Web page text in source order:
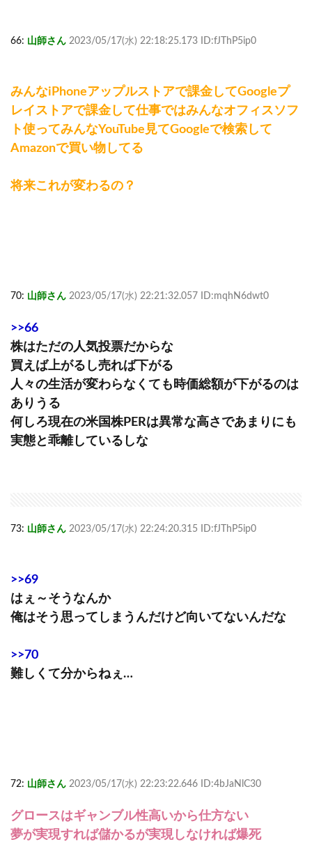
66: 山師さん 2023/05/17(水) 22:18:25.173 ID:fJThP5ip0
みんなiPhoneアップルストアで課金してGoogleプ
レイストアで課金して仕事ではみんなオフィスソフ
ト使ってみんなYouTube見てGoogleで検索して
Amazonで買い物してる
将来これが変わるの？
70: 山師さん 2023/05/17(水) 22:21:32.057 ID:mqhN6dwt0
>>66
株はただの人気投票だからな
買えば上がるし売れば下がる
人々の生活が変わらなくても時価総額が下がるのは
ありうる
何しろ現在の米国株PERは異常な高さであまりにも
実態と乖離しているしな
73: 山師さん 2023/05/17(水) 22:24:20.315 ID:fJThP5ip0
>>69
はぇ～そうなんか
俺はそう思ってしまうんだけど向いてないんだな
>>70
難しくて分からねぇ…
72: 山師さん 2023/05/17(水) 22:23:22.646 ID:4bJaNlC30
グロースはギャンブル性高いから仕方ない
夢が実現すれば儲かるが実現しなければ爆死